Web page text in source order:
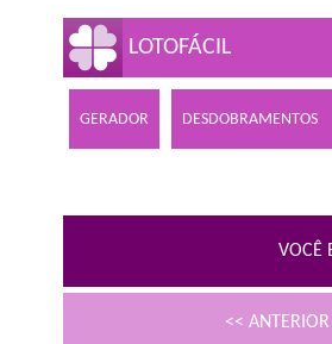
LOTOFÁCIL
GERADOR DESDOBRAMENTOS
VOCÊ
<<